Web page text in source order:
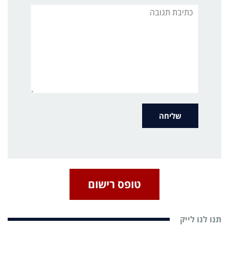
תגובה
טופס רישום
תנו לנו לייק